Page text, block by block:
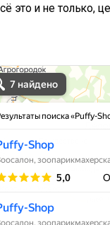
это и не только,